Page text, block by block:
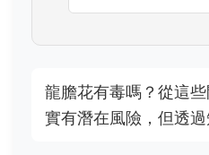
龍膽花有毒嗎？從這
實有潛在風險，但透過